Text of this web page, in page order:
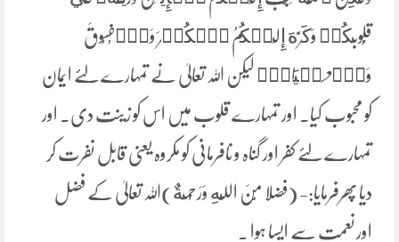
قُلُوبِكُمۡ وَكَرَّهَ إِلَيۡكُمُ ٱلۡكُفۡرَ وَٱلۡفُسُوقَ
وَٱلۡعِصۡيَانَۚ لیکن اللہ تعالیٰ نے تمہارے لئے ایمان
کو محبوب کیا۔ اور تمہارے قلوب میں اس کو زینت دی۔ اور
تمہارے لئے کفر اور گناہ و نافرمانی کو مکروہ یعنی قابل نفرت کر
دیا پھرفرمایا:- (فضلا مِّنَ اللَّهِ وَرَحْمَةٌ)اللہ تعالیٰ کے فضل
اور نعمت سے ایسا ہوا ۔